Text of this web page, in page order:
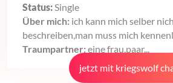
Status:Single
Über mich: ich kann mich selber
beschreiben,man muss mich
Traumpartner: eine frau,paar...
jetzt mit kriegswolf